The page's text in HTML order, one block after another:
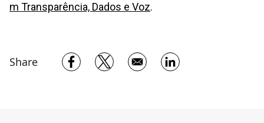
m Transparência, Dados e Voz.
Share Opens in a new window
Opens in a new window
Opens in a new